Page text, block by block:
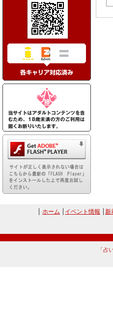
ホーム イベント情報 新
「占